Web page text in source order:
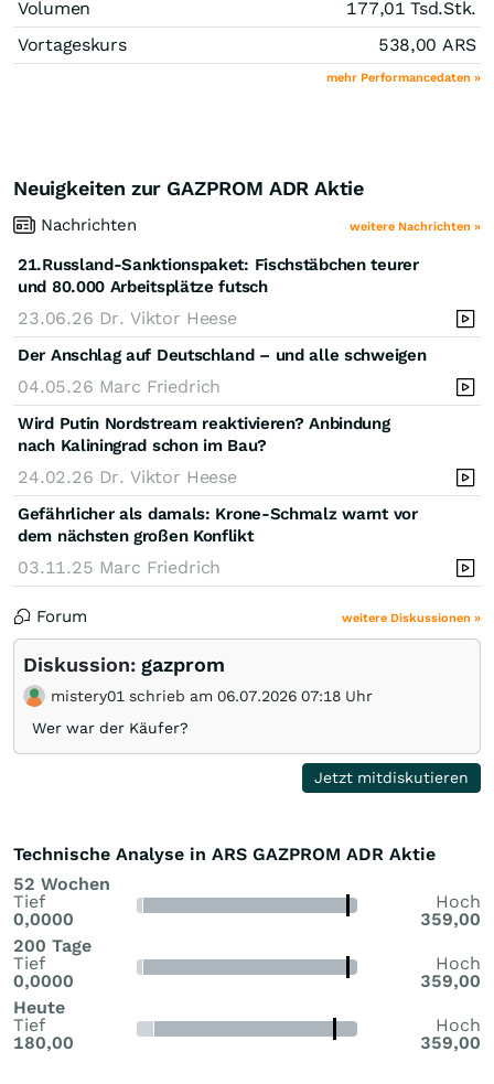
Volumen 177,01 Tsd.Stk.
Vortageskurs
538,00 ARS
mehr Performancedaten »
Neuigkeiten zur GAZPROM ADR Aktie
Nachrichten weitere Nachrichten »
21.Russland-Sanktionspaket: Fischstäbchen teurer
und 80.000 Arbeitsplätze futsch
23.06.26 Dr. Viktor Heese
Der Anschlag auf Deutschland – und alle schweigen
04.05.26 Marc Friedrich
Wird Putin Nordstream reaktivieren? Anbindung
nach Kaliningrad schon im Bau?
24.02.26 Dr. Viktor Heese
Gefährlicher als damals: Krone-Schmalz warnt vor
dem nächsten großen Konflikt
03.11.25 Marc Friedrich
Forum weitere Diskussionen »
Diskussion: gazprom
mistery01 schrieb am 06.07.2026 07:18 Uhr
Wer war der Käufer?
Jetzt mitdiskutieren
Technische Analyse in ARS GAZPROM ADR Aktie
52 Wochen
Tief
0,0000
Hoch
359,00
200 Tage
Tief
0,0000
Hoch
359,00
Heute
Tief
180,00
Hoch
359,00